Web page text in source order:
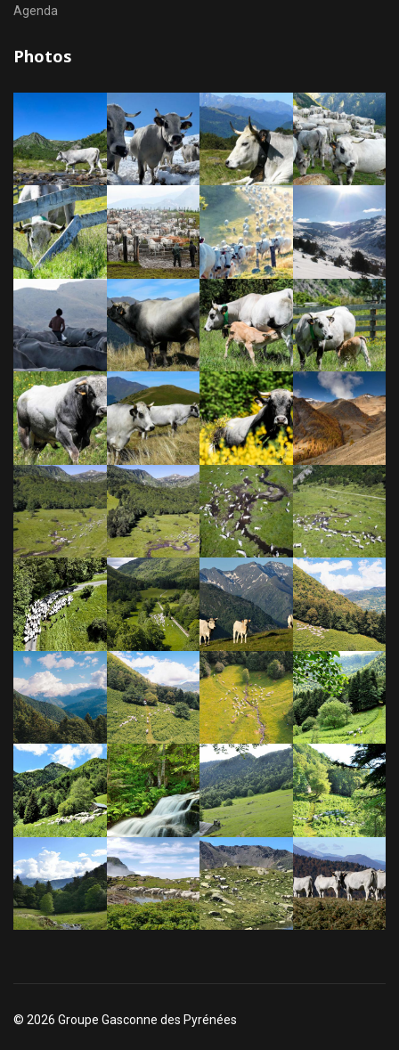
Agenda
Photos
© 2026 Groupe Gasconne des Pyrénées